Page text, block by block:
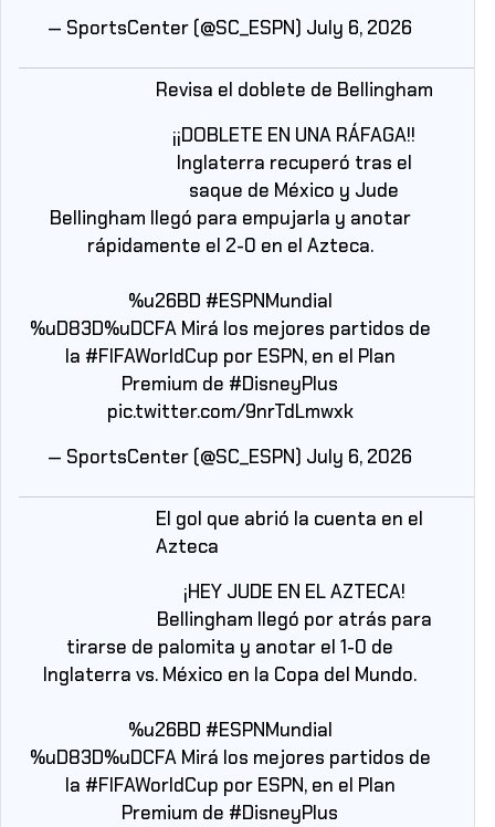
— SportsCenter (@SC_ESPN) July 6, 2026
Revisa el doblete de Bellingham
¡¡DOBLETE EN UNA RÁFAGA!!
Inglaterra recuperó tras el
saque de México y Jude
Bellingham llegó para empujarla y anotar
rápidamente el 2-0 en el Azteca.
%u26BD #ESPNMundial
%uD83D%uDCFA Mirá los mejores partidos de
la #FIFAWorldCup por ESPN, en el Plan
Premium de #DisneyPlus
pic.twitter.com/9nrTdLmwxk
— SportsCenter (@SC_ESPN) July 6, 2026
El gol que abrió la cuenta en el
Azteca
¡HEY JUDE EN EL AZTECA!
Bellingham llegó por atrás para
tirarse de palomita y anotar el 1-0 de
Inglaterra vs. México en la Copa del Mundo.
%u26BD #ESPNMundial
%uD83D%uDCFA Mirá los mejores partidos de
la #FIFAWorldCup por ESPN, en el Plan
Premium de #DisneyPlus